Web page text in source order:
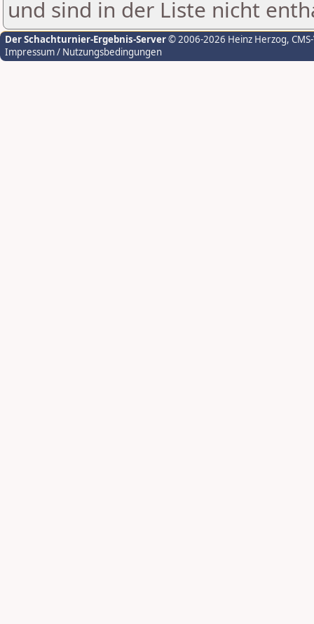
und sind in der Liste nicht
Der Schachturnier-Ergebnis-Server© 2006-2026 Heinz Herzog,
Impressum / Nutzungsbedingungen